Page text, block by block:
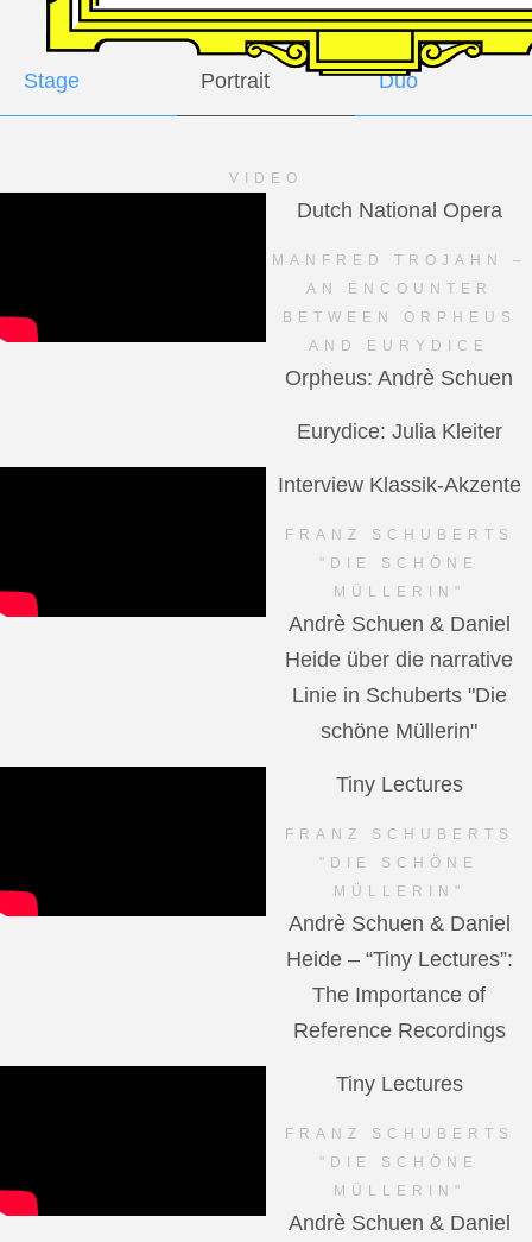
GALLERY
Stage Portrait Duo
VIDEO
Dutch National Opera
MANFRED TROJAHN –
AN ENCOUNTER
BETWEEN ORPHEUS
AND EURYDICE
Orpheus: Andrè Schuen
Eurydice: Julia Kleiter
Interview Klassik-Akzente
FRANZ SCHUBERTS
"DIE SCHÖNE
MÜLLERIN"
Andrè Schuen & Daniel
Heide über die narrative
Linie in Schuberts "Die
schöne Müllerin"
Tiny Lectures
FRANZ SCHUBERTS
"DIE SCHÖNE
MÜLLERIN"
Andrè Schuen & Daniel
Heide – “Tiny Lectures”:
The Importance of
Reference Recordings
Tiny Lectures
FRANZ SCHUBERTS
"DIE SCHÖNE
MÜLLERIN"
Andrè Schuen & Daniel